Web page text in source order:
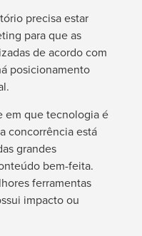
precisa estar
para que as
de acordo com
posicionamento
em que tecnologia é
concorrência está
grandes
bem-feita.
ferramentas
impacto ou